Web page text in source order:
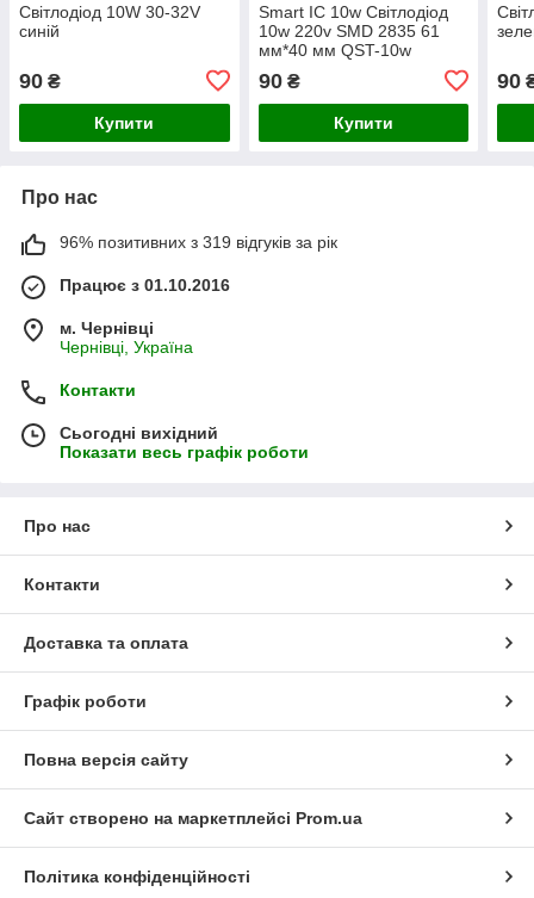
Світлодіод 10W 30-32V
синій
90 ₴
Купити
Smart IC 10w Світлодіод
10w 220v SMD 2835 61
мм*40 мм QST-10w
90₴
Купити
90
Про нас
96% позитивних з 319 відгуків за рік
Працює з 01.10.2016
м. Чернівці
Чернівці, Україна
Контакти
Сьогодні вихідний
Показати весь графік роботи
Про нас
Контакти
Доставка та оплата
Графік роботи
Повна версія сайту
Сайт створено на маркетплейсі Prom.ua
Політика конфіденційності